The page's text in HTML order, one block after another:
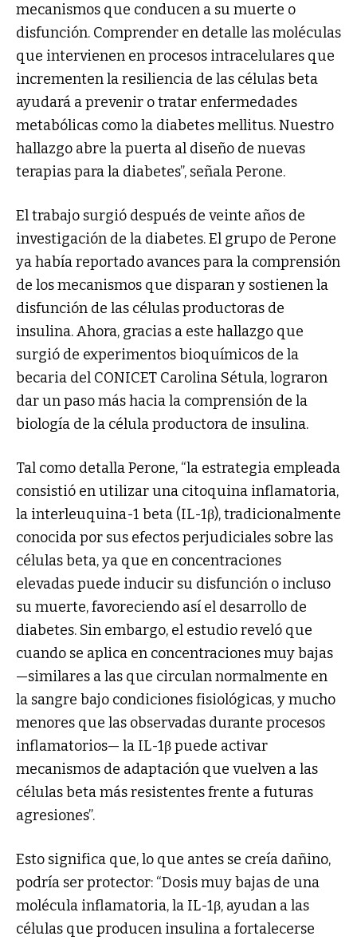
mecanismos que conducen a su muerte o
disfunción. Comprender en detalle las moléculas
que intervienen en procesos intracelulares que
incrementen la resiliencia de las células beta
ayudará a prevenir o tratar enfermedades
metabólicas como la diabetes mellitus. Nuestro
hallazgo abre la puerta al diseño de nuevas
terapias para la diabetes”, señala Perone.
El trabajo surgió después de veinte años de
investigación de la diabetes. El grupo de Perone
ya había reportado avances para la comprensión
de los mecanismos que disparan y sostienen la
disfunción de las células productoras de
insulina. Ahora, gracias a este hallazgo que
surgió de experimentos bioquímicos de la
becaria del CONICET Carolina Sétula, lograron
dar un paso más hacia la comprensión de la
biología de la célula productora de insulina.
Tal como detalla Perone, “la estrategia empleada
consistió en utilizar una citoquina inflamatoria,
la interleuquina-1 beta (IL-1β), tradicionalmente
conocida por sus efectos perjudiciales sobre las
células beta, ya que en concentraciones
elevadas puede inducir su disfunción o incluso
su muerte, favoreciendo así el desarrollo de
diabetes. Sin embargo, el estudio reveló que
cuando se aplica en concentraciones muy bajas
—similares a las que circulan normalmente en
la sangre bajo condiciones fisiológicas, y mucho
menores que las observadas durante procesos
inflamatorios— la IL-1β puede activar
mecanismos de adaptación que vuelven a las
células beta más resistentes frente a futuras
agresiones”.
Esto significa que, lo que antes se creía dañino,
podría ser protector: “Dosis muy bajas de una
molécula inflamatoria, la IL-1β, ayudan a las
células que producen insulina a fortalecerse